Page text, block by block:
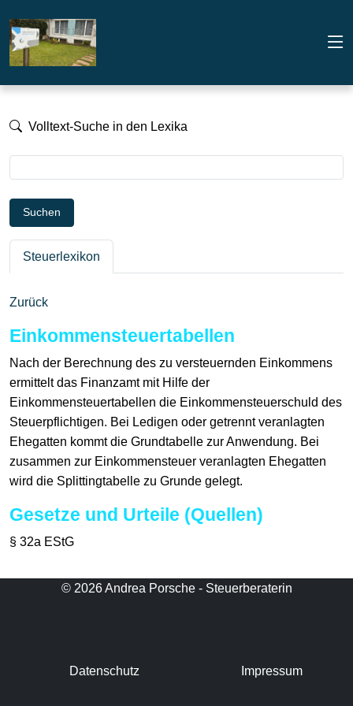
Volltext-Suche in den Lexika
Suchen
Steuerlexikon
Zurück
Einkommensteuertabellen
Nach der Berechnung des zu versteuernden Einkommens
ermittelt das Finanzamt mit Hilfe der
Einkommensteuertabellen die Einkommensteuerschuld des
Steuerpflichtigen. Bei Ledigen oder getrennt veranlagten
Ehegatten kommt die Grundtabelle zur Anwendung. Bei
zusammen zur Einkommensteuer veranlagten Ehegatten
wird die Splittingtabelle zu Grunde gelegt.
Gesetze und Urteile (Quellen)
§ 32a EStG
© 2026 Andrea Porsche - Steuerberaterin
Datenschutz Impressum